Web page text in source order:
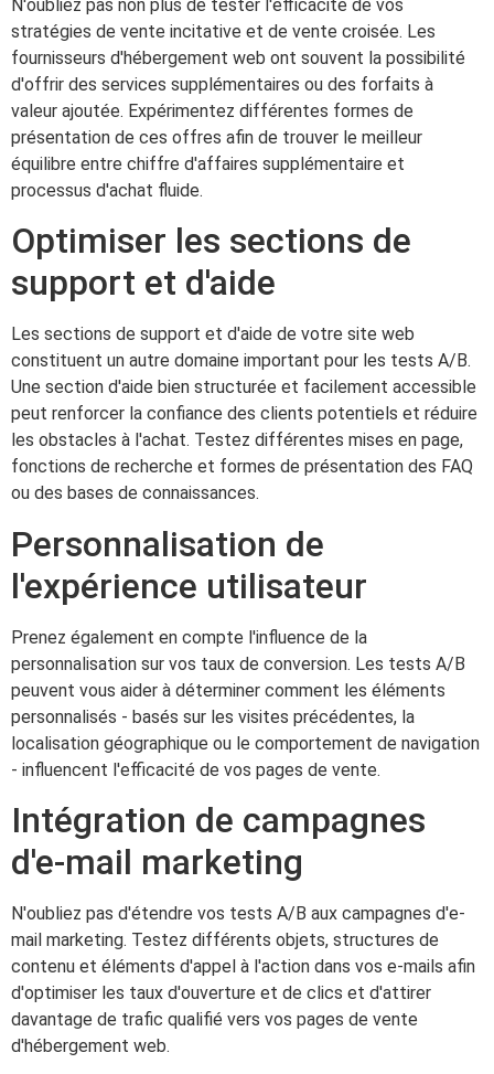
N'oubliez pas non plus de tester l'efficacité de vos
stratégies de vente incitative et de vente croisée. Les
fournisseurs d'hébergement web ont souvent la possibilité
d'offrir des services supplémentaires ou des forfaits à
valeur ajoutée. Expérimentez différentes formes de
présentation de ces offres afin de trouver le meilleur
équilibre entre chiffre d'affaires supplémentaire et
processus d'achat fluide.
Optimiser les sections de
support et d'aide
Les sections de support et d'aide de votre site web
constituent un autre domaine important pour les tests A/B.
Une section d'aide bien structurée et facilement accessible
peut renforcer la confiance des clients potentiels et réduire
les obstacles à l'achat. Testez différentes mises en page,
fonctions de recherche et formes de présentation des FAQ
ou des bases de connaissances.
Personnalisation de
l'expérience utilisateur
Prenez également en compte l'influence de la
personnalisation sur vos taux de conversion. Les tests A/B
peuvent vous aider à déterminer comment les éléments
personnalisés - basés sur les visites précédentes, la
localisation géographique ou le comportement de navigation
- influencent l'efficacité de vos pages de vente.
Intégration de campagnes
d'e-mail marketing
N'oubliez pas d'étendre vos tests A/B aux campagnes d'e-
mail marketing. Testez différents objets, structures de
contenu et éléments d'appel à l'action dans vos e-mails afin
d'optimiser les taux d'ouverture et de clics et d'attirer
davantage de trafic qualifié vers vos pages de vente
d'hébergement web.